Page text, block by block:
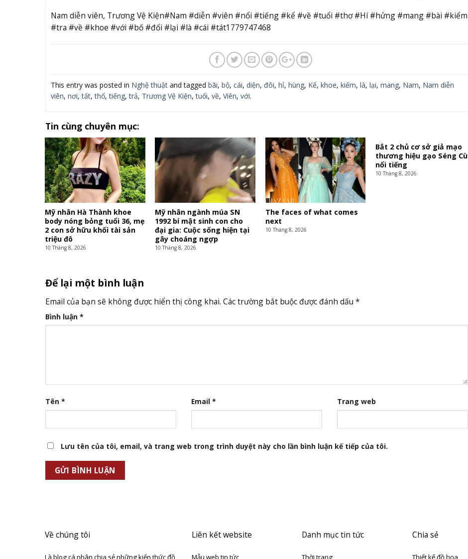
Nam diễn viên, Trương Vệ Kiện#Nam #diễn #viên #nổi #tiếng #kể #về #tuổi #thơ #Hí #hửng #mang #bài #kiểm
#tra #về #khoe #với #bố #đổi #lại #là #cái #tát1779747468
This entry was posted in Nghệ thuậtand tagged bãi, bộ, cái, diện, đôi, hỉ, hùng, Kể, khoe, kiếm, là, lại, mang, Nam, Nam diễn
viên, nơi,tất,thổ,tiếng,trả, Trương Vệ Kiện,tuổi, về, Viên, với.
Tin cùng chuyên mục:
Mỹ nhân Hà Thành khoe
body nóng bỏng tuổi 36, mẹ
2 con sở hữu khối tài sản
triệu đô
10 Tháng 8, 2026
Mỹ nhân ngành múa SN
1992 bí mật sinh con cho
đại gia: Cuộc sống hiện tại
gây choáng ngợp
10 Tháng 8, 2026
The faces of what comes
next
10 Tháng 8, 2026
Bắt 2 chủ cơ sở giả mạo
thương hiệu gạo Séng Cù
nổi tiếng
10 Tháng 8, 2026
Để lại một bình luận
Email của bạn sẽ không được hiển thị công khai. Các trường bắt buộc được đánh dấu *
Bình luận *
Tên * Email * Trang web
Lưu tên của tôi, email, và trang web trong trình duyệt này cho lần bình luận kế tiếp của tôi.
Về chúng tôi
Là blog cá nhân chia sẻ những kiến thức đồ
Liên kết website
Mẫu web tin tức
Danh mục tin tức
Thời trang
Chia sẻ
Thiết kế đồ họa